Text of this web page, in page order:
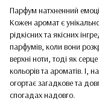
Парфум натхненний
Кожен аромат є
рідкісних та якісних
парфумів, коли вони
верхні ноти, тоді як
кольорів та ароматів. І,
огортає загадкове та
спогадах надовго.